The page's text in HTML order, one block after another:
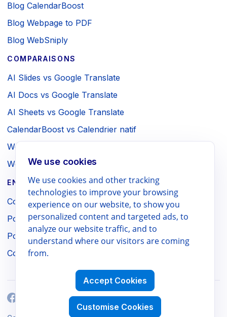
Blog CalendarBoost
Blog Webpage to PDF
Blog WebSniply
COMPARAISONS
AI Slides vs Google Translate
AI Docs vs Google Translate
AI Sheets vs Google Translate
CalendarBoost vs Calendrier natif
Webpage to PDF vs Impression navigateur
WebSniply vs Capture navigateur
ENTREPRISE / MENTIONS LÉGALES
Conditions d'utilisation
Politique de confidentialité
Politique de remboursement
Contact
We use cookies
We use cookies and other tracking
technologies to improve your browsing
experience on our website, to show you
personalized content and targeted ads, to
analyze our website traffic, and to
understand where our visitors are coming
from.
Accept Cookies
Customise Cookies